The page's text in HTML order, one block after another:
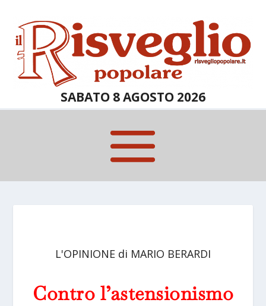
SABATO 8 AGOSTO 2026
L'OPINIONE di MARIO BERARDI
Contro l’astensionismo